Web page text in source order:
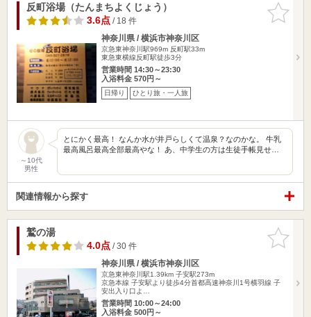
お気に入
りに追加
反町浴場（たんまちよくじょう）
3.6点/ 18 件
神奈川県 / 横浜市神奈川区
京急東神奈川駅969m 反町駅33m
東急東横線反町駅徒歩3分
営業時間 14:30～23:30
入浴料金 570円～
日帰り ひとり旅・一人旅
～10代
男性
とにかく最高！ なんか水が井戸らしくて温泉？なのかな。 牛乳
最高風呂最高全部最高やな！ あ、中学生の方は生徒手帳見せ…
関連情報から探す
お気に入
りに追加
鷲の湯
4.0点/ 30 件
神奈川県 / 横浜市神奈川区
京急東神奈川駅1.39km 子安駅273m
京急本線 子安駅より徒歩4分首都高速神奈川1号横羽線 子
安出入り口よ…
営業時間 10:00～24:00
入浴料金 500円～